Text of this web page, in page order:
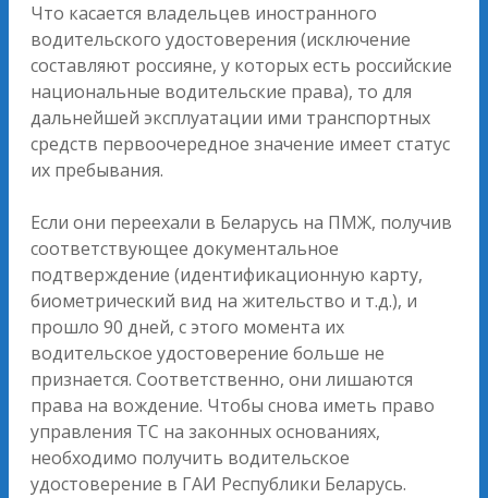
Что касается владельцев иностранного
водительского удостоверения (исключение
составляют россияне, у которых есть российские
национальные водительские права), то для
дальнейшей эксплуатации ими транспортных
средств первоочередное значение имеет статус
их пребывания.
Если они переехали в Беларусь на ПМЖ, получив
соответствующее документальное
подтверждение (идентификационную карту,
биометрический вид на жительство и т.д.), и
прошло 90 дней, с этого момента их
водительское удостоверение больше не
признается. Соответственно, они лишаются
права на вождение. Чтобы снова иметь право
управления ТС на законных основаниях,
необходимо получить водительское
удостоверение в ГАИ Республики Беларусь.